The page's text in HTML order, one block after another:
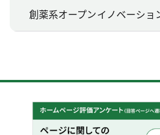
創薬系オープンイノベーショ